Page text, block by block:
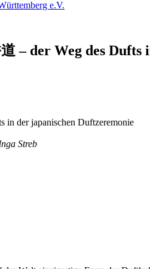
– der Weg des Dufts
Streb